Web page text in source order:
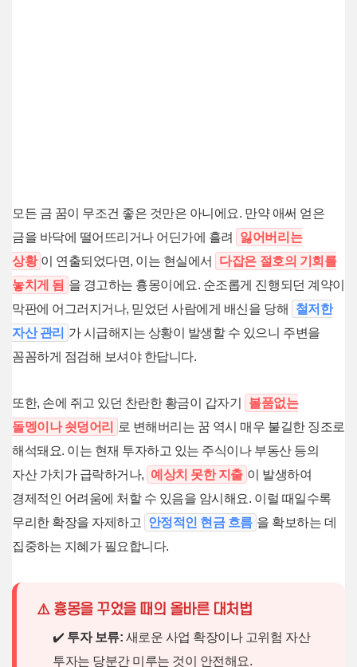
모든 금 꿈이 무조건 좋은 것만은 아니에요. 만약 애써 얻은
금을 바닥에 떨어뜨리거나 어딘가에 흘려
잃어버리는
상황 이 연출되었다면, 이는 현실에서
다잡은 절호의 기회를
놓치게 됨 을 경고하는 흉몽이에요. 순조롭게 진행되던 계약이
막판에 어그러지거나, 믿었던 사람에게 배신을 당해
철저한
자산 관리 가 시급해지는 상황이 발생할 수 있으니 주변을
꼼꼼하게 점검해 보셔야 한답니다.
또한, 손에 쥐고 있던 찬란한 황금이 갑자기
볼품없는
돌멩이나 쇳덩어리
로 변해버리는 꿈 역시 매우 불길한 징조로
해석돼요. 이는 현재 투자하고 있는 주식이나 부동산 등의
자산 가치가 급락하거나, 예상치 못한 지출 이 발생하여
경제적인 어려움에 처할 수 있음을 암시해요. 이럴 때일수록
무리한 확장을 자제하고
안정적인 현금 흐름 을 확보하는 데
집중하는 지혜가 필요합니다.
⚠️ 흉몽을 꾸었을 때의 올바른 대처법
✔️ 투자 보류: 새로운 사업 확장이나 고위험 자산
투자는 당분간 미루는 것이 안전해요.